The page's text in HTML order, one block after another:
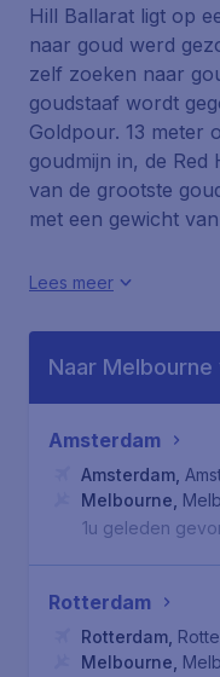
Hill Ballarat ligt op
naar goud werd
zelf zoeken naar
goudstaaf wordt
Goldpour. 13 meter
goudmijn in, de Red
van de grootste
met een gewicht
Lees meer
Naar Melbourne
Amsterdam
Amsterdam
Melbourne
1u geleden
Rotterdam
Rotterdam
Melbourne